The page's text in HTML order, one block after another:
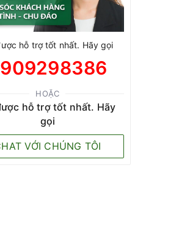
hỗ trợ tốt nhất. Hãy gọi
HOẶC
hỗ trợ tốt nhất. Hãy
gọi
VỚI CHÚNG TÔI